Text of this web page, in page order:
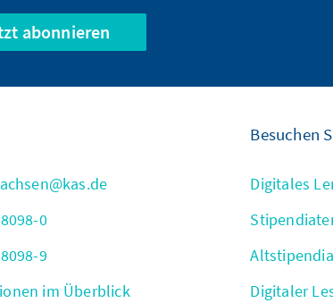
abonnieren
0
9
im Überblick
Besuchen
Digitales
Digitaler